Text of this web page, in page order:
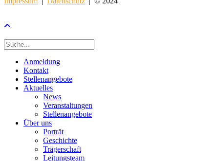
Anmeldung
Kontakt
Stellenangebote
Aktuelles
News
Veranstaltungen
Stellenangebote
Über uns
Porträt
Geschichte
Trägerschaft
Leitungsteam